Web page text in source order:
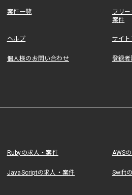
案件一覧
フリ
案件
ヘルプ サイ
個人様のお問い合わせ 登録者
Rubyの求人・案件 AWS
JavaScriptの求人・案件 Swift